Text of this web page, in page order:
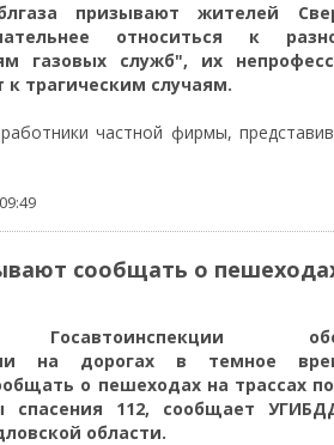
призывают жителей
относиться к
газовых служб", их
к трагическим случаям.
частной фирмы,
09:49
сообщать о
Госавтоинспекции
на дорогах в темное
о пешеходах на трассах
спасения 112, сообщает
области.